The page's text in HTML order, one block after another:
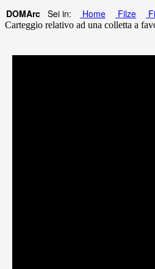
DOMArc Sei in: Home Filze
Carteggio relativo ad una colletta a